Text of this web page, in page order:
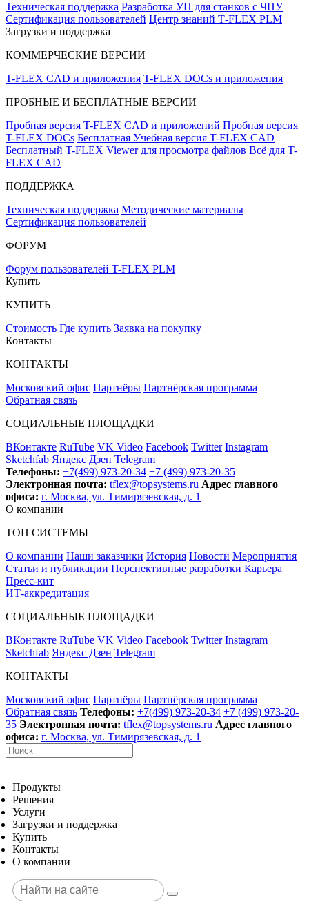
Техническая поддержка Разработка УП для станков с ЧПУ
Сертификация пользователей Центр знаний T‑FLEX PLM
Загрузки и поддержка
КОММЕРЧЕСКИЕ ВЕРСИИ
T-FLEX CAD и приложения T-FLEX DOCs и приложения
ПРОБНЫЕ И БЕСПЛАТНЫЕ ВЕРСИИ
Пробная версия T-FLEX CAD и приложений Пробная версия
T-FLEX DOCs Бесплатная Учебная версия T-FLEX CAD
Бесплатный T-FLEX Viewer для просмотра файлов Всё для T-
FLEX CAD
ПОДДЕРЖКА
Техническая поддержка Методические материалы
Сертификация пользователей
ФОРУМ
Форум пользователей T-FLEX PLM
Купить
КУПИТЬ
Стоимость Где купить Заявка на покупку
Контакты
КОНТАКТЫ
Московский офис Партнёры Партнёрская программа
Обратная связь
СОЦИАЛЬНЫЕ ПЛОЩАДКИ
ВКонтакте RuTube VK Video Facebook Twitter Instagram
Sketchfab Яндекс Дзен Telegram
Телефоны: +7(499) 973-20-34 +7 (499) 973-20-35
Электронная почта: tflex@topsystems.ru Адрес главного
офиса: г. Москва, ул. Тимирязевская, д. 1
О компании
ТОП СИСТЕМЫ
О компании Наши заказчики История Новости Мероприятия
Статьи и публикации Перспективные разработки Карьера
Пресс-кит
ИТ-аккредитация
СОЦИАЛЬНЫЕ ПЛОЩАДКИ
ВКонтакте RuTube VK Video Facebook Twitter Instagram
Sketchfab Яндекс Дзен Telegram
КОНТАКТЫ
Московский офис Партнёры Партнёрская программа
Обратная связь Телефоны: +7(499) 973-20-34 +7 (499) 973-20-
35 Электронная почта: tflex@topsystems.ru Адрес главного
офиса: г. Москва, ул. Тимирязевская, д. 1
Продукты
Решения
Услуги
Загрузки и поддержка
Купить
Контакты
О компании